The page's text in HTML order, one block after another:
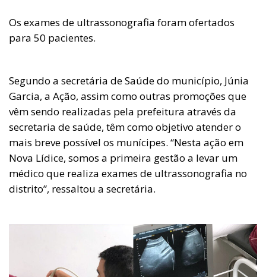
Os exames de ultrassonografia foram ofertados
para 50 pacientes.
Segundo a secretária de Saúde do município, Júnia
Garcia, a Ação, assim como outras promoções que
vêm sendo realizadas pela prefeitura através da
secretaria de saúde, têm como objetivo atender o
mais breve possível os munícipes. “Nesta ação em
Nova Lídice, somos a primeira gestão a levar um
médico que realiza exames de ultrassonografia no
distrito”, ressaltou a secretária.